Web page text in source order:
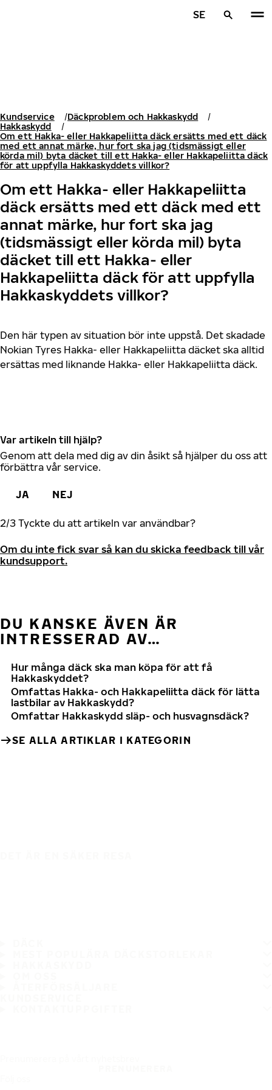
SE
Kundservice
Däckproblem och Hakkaskydd
Hakkaskydd
Om ett Hakka- eller Hakkapeliitta däck ersätts med ett däck
med ett annat märke, hur fort ska jag (tidsmässigt eller
körda mil) byta däcket till ett Hakka- eller Hakkapeliitta däck
för att uppfylla Hakkaskyddets villkor?
Om ett Hakka- eller Hakkapeliitta
däck ersätts med ett däck med ett
annat märke, hur fort ska jag
(tidsmässigt eller körda mil) byta
däcket till ett Hakka- eller
Hakkapeliitta däck för att uppfylla
Hakkaskyddets villkor?
Den här typen av situation bör inte uppstå. Det skadade
Nokian Tyres Hakka- eller Hakkapeliitta däcket ska alltid
ersättas med liknande Hakka- eller Hakkapeliitta däck.
Var artikeln till hjälp?
Genom att dela med dig av din åsikt så hjälper du oss att
förbättra vår service.
JA NEJ
2/3 Tyckte du att artikeln var användbar?
Om du inte fick svar så kan du skicka feedback till vår
kundsupport.
DU KANSKE ÄVEN ÄR
INTRESSERAD AV…
Hur många däck ska man köpa för att få
Hakkaskyddet?
Omfattas Hakka- och Hakkapeliitta däck för lätta
lastbilar av Hakkaskydd?
Omfattar Hakkaskydd släp- och husvagnsdäck?
SE ALLA ARTIKLAR I KATEGORIN